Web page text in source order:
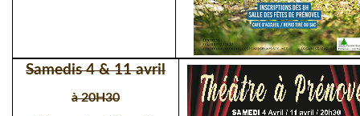
Samedis 4 & 11 avril
à 20H30